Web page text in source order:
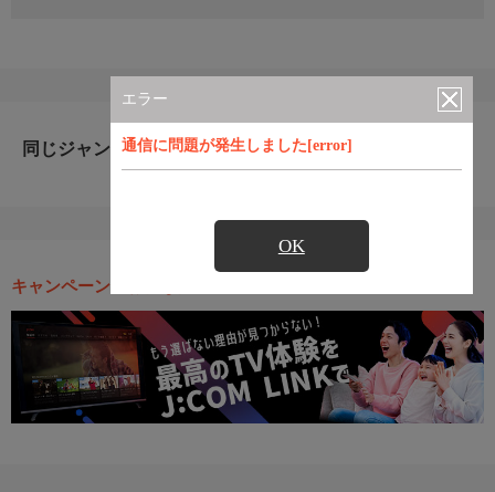
エラー
通信に問題が発生しました[error]
OK
同じジャンルのおすすめ番組
キャンペーン・お得な情報